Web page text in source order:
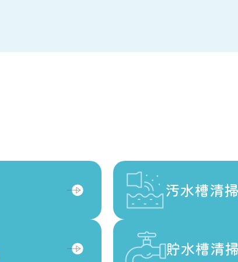
汚水槽清掃
汚水槽清掃
貯水槽清掃
貯水槽清掃